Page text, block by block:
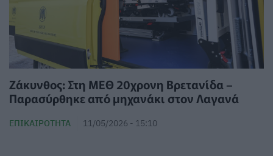
Ζάκυνθος: Στη ΜΕΘ 20χρονη Βρετανίδα –
Παρασύρθηκε από μηχανάκι στον Λαγανά
ΕΠΙΚΑΙΡΌΤΗΤΑ 11/05/2026 - 15:10